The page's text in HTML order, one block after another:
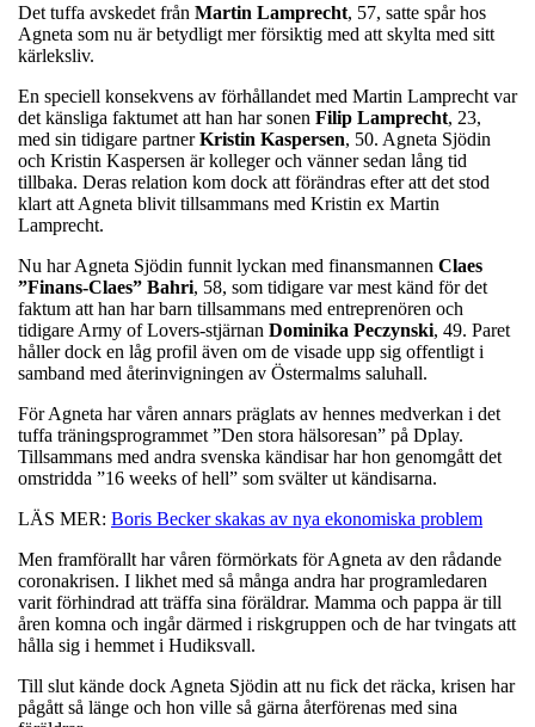
Det tuffa avskedet från Martin Lamprecht, 57, satte spår hos
Agneta som nu är betydligt mer försiktig med att skylta med sitt
kärleksliv.
En speciell konsekvens av förhållandet med Martin Lamprecht var
det känsliga faktumet att han har sonen Filip Lamprecht, 23,
med sin tidigare partnerKristin Kaspersen, 50. Agneta Sjödin
och Kristin Kaspersen är kolleger och vänner sedan lång tid
tillbaka. Deras relation kom dock att förändras efter att det stod
klart att Agneta blivit tillsammans med Kristin ex Martin
Lamprecht.
Nu har Agneta Sjödin funnit lyckan med finansmannen Claes
”Finans-Claes” Bahri, 58, som tidigare var mest känd för det
faktum att han har barn tillsammans med entreprenören och
tidigare Army of Lovers-stjärnan Dominika Peczynski, 49. Paret
håller dock en låg profil även om de visade upp sig offentligt i
samband med återinvigningen av Östermalms saluhall.
För Agneta har våren annars präglats av hennes medverkan i det
tuffa träningsprogrammet ”Den stora hälsoresan” på Dplay.
Tillsammans med andra svenska kändisar har hon genomgått det
omstridda ”16 weeks of hell” som svälter ut kändisarna.
LÄS MER: Boris Becker skakas av nya ekonomiska problem
Men framförallt har våren förmörkats för Agneta av den rådande
coronakrisen. I likhet med så många andra har programledaren
varit förhindrad att träffa sina föräldrar. Mamma och pappa är till
åren komna och ingår därmed i riskgruppen och de har tvingats att
hålla sig i hemmet i Hudiksvall.
Till slut kände dock Agneta Sjödin att nu fick det räcka, krisen har
pågått så länge och hon ville så gärna återförenas med sina